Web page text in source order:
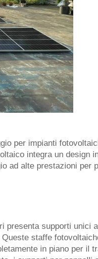
per impianti
integra un design
ad alte prestazioni per
presenta supporti unici
staffe
in piano per il